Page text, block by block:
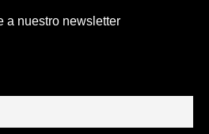
a nuestro newsletter